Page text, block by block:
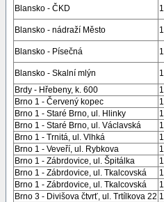
Blansko - ČKD
1
Blansko - nádraží Město 1
Blansko - Písečná 1
Blansko - Skalní mlýn 1
Brdy - Hřebeny, k. 600
1
Brno 1 - Červený kopec
1
Brno 1 - Staré Brno, ul. Hlinky
1
Brno 1 - Staré Brno, ul. Václavská
1
Brno 1 - Trnitá, ul. Vlhká
1
Brno 1 - Veveří, ul. Rybkova
1
Brno 1 - Zábrdovice, ul. Špitálka
1
Brno 1 - Zábrdovice, ul. Tkalcovská
1
Brno 1 - Zábrdovice, ul. Tkalcovská
1
Brno 3 - Divišova čtvrť, ul. Trtílkova 22 1